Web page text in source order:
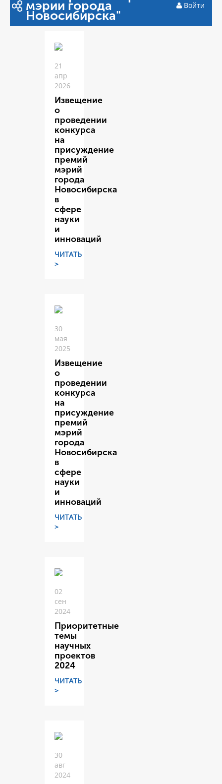
мэрии города
Новосибирска"
Войти
21
апр
2026
Извещение
о
проведении
конкурса
на
присуждение
премий
мэрий
города
Новосибирска
в
сфере
науки
и
инноваций
ЧИТАТЬ
>
30
мая
2025
Извещение
о
проведении
конкурса
на
присуждение
премий
мэрий
города
Новосибирска
в
сфере
науки
и
инноваций
ЧИТАТЬ
>
02
сен
2024
Приоритетные
темы
научных
проектов
2024
ЧИТАТЬ
>
30
авг
2024